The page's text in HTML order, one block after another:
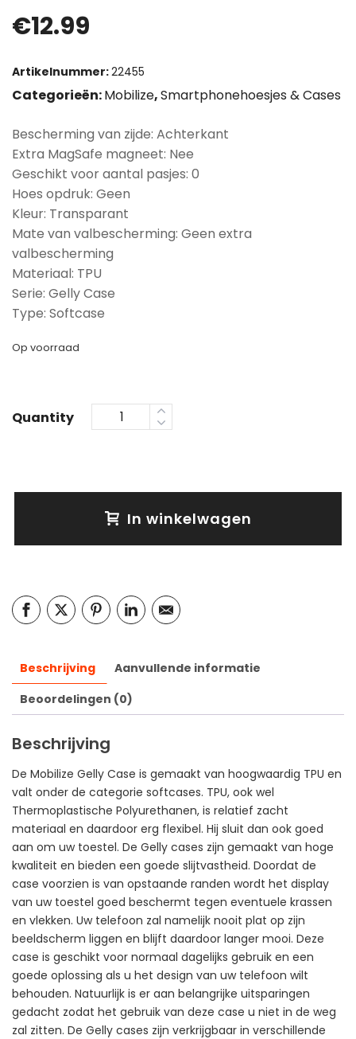
€12.99
Artikelnummer:22455
Categorieën:Mobilize,Smartphonehoesjes & Cases
Bescherming van zijde: Achterkant
Extra MagSafe magneet: Nee
Geschikt voor aantal pasjes: 0
Hoes opdruk: Geen
Kleur: Transparant
Mate van valbescherming: Geen extra
valbescherming
Materiaal: TPU
Serie: Gelly Case
Type: Softcase
Op voorraad
Quantity
In winkelwagen
Beschrijving
Aanvullende informatie
Beoordelingen (0)
Beschrijving
De Mobilize Gelly Case is gemaakt van hoogwaardig TPU en
valt onder de categorie softcases. TPU, ook wel
Thermoplastische Polyurethanen, is relatief zacht
materiaal en daardoor erg flexibel. Hij sluit dan ook goed
aan om uw toestel. De Gelly cases zijn gemaakt van hoge
kwaliteit en bieden een goede slijtvastheid. Doordat de
case voorzien is van opstaande randen wordt het display
van uw toestel goed beschermt tegen eventuele krassen
en vlekken. Uw telefoon zal namelijk nooit plat op zijn
beeldscherm liggen en blijft daardoor langer mooi. Deze
case is geschikt voor normaal dagelijks gebruik en een
goede oplossing als u het design van uw telefoon wilt
behouden. Natuurlijk is er aan belangrijke uitsparingen
gedacht zodat het gebruik van deze case u niet in de weg
zal zitten. De Gelly cases zijn verkrijgbaar in verschillende